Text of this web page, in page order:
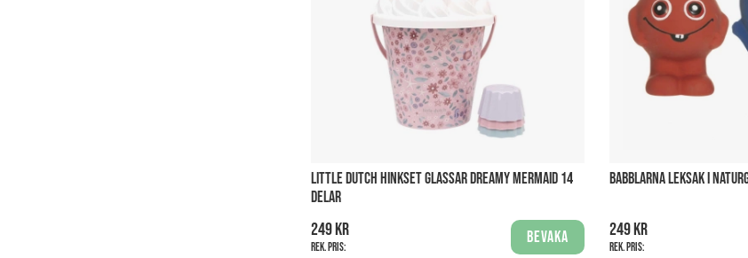
LITTLE DUTCH HINKSET GLASSAR DREAMY MERMAID 14
DELAR
249 kr
Rek. pris:
Bevaka
BABBLARNA LEKSAK I
249 kr
Rek. pris: